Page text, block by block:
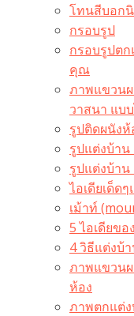
โทนสีบอก
กรอบรูป
กรอบรูปตก
คุณ
ภาพแขวนผ
วาสนา แบ
รูปติดผนัง
รูปแต่งบ้าน
รูปแต่งบ้า
ไอเดียเด็ด
เม้าท์
5 ไอเดียข
4 วิธีแต่งบ้
ภาพแขวนผ
ห้อง
ภาพตกแต่